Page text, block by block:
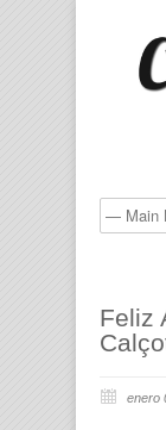
Feliz
enero